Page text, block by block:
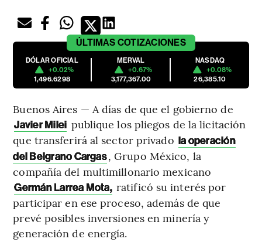
ÚLTIMAS COTIZACIONES
DÓLAR OFICIAL
+0.02%
1,496.6298
MERVAL
+0.67%
3,177,367.00
NASDAQ
+0.08%
26,385.10
Buenos Aires — A días de que el gobierno de
Javier Milei publique los pliegos de la licitación
que transferirá al sector privado la operación
del Belgrano Cargas, Grupo México, la
compañía del multimillonario mexicano
Germán Larrea Mota, ratificó su interés por
participar en ese proceso, además de que
prevé posibles inversiones en minería y
generación de energía.